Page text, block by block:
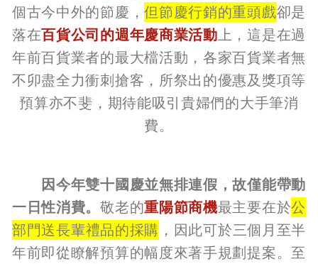
個古今中外的節慶，但節慶行銷的重頭戲卻是
落在百貨公司的週年慶商業活動上，這是在過
年前百貨業者的最大檔活動，各家百貨業者無
不卯盡全力衝刺搶客，所祭出的優惠及獎項等
預算亦不斐，期待能吸引貴婦們的大手筆消
費。
因今年雙十國慶並無排連假，故僅能帶動
一日性消費。敬老的重陽節商機最主要在於公
部門送長輩禮品的採購 ，因此可於三個月至半
年前即從瞭解預算的幅度來著手規劃提案。至